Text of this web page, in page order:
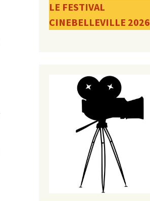
LE FESTIVAL
CINEBELLEVILLE 2026